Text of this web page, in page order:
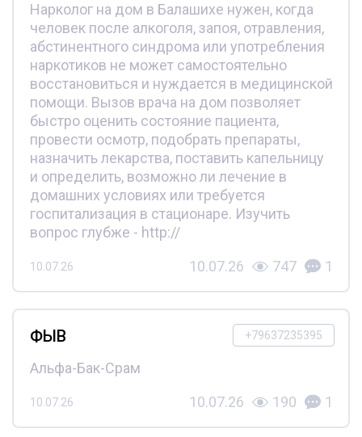
Нарколог на дом в Балашихе нужен, когда
человек после алкоголя, запоя, отравления,
абстинентного синдрома или употребления
наркотиков не может самостоятельно
восстановиться и нуждается в медицинской
помощи. Вызов врача на дом позволяет
быстро оценить состояние пациента,
провести осмотр, подобрать препараты,
назначить лекарства, поставить капельницу
и определить, возможно ли лечение в
домашних условиях или требуется
госпитализация в стационаре. Изучить
вопрос глубже - http://
10.07.26 10.07.26 747 1
+79637235395
ФЫВ
Альфа-Бак-Срам
10.07.26 10.07.26 190 1